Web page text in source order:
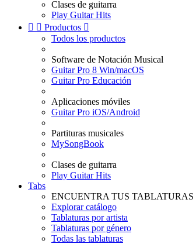
Clases de guitarra
Play Guitar Hits
  Productos 
Todos los productos
Software de Notación Musical
Guitar Pro 8 Win/macOS
Guitar Pro Educación
Aplicaciones móviles
Guitar Pro iOS/Android
Partituras musicales
MySongBook
Clases de guitarra
Play Guitar Hits
Tabs
ENCUENTRA TUS TABLATURAS
Explorar catálogo
Tablaturas por artista
Tablaturas por género
Todas las tablaturas